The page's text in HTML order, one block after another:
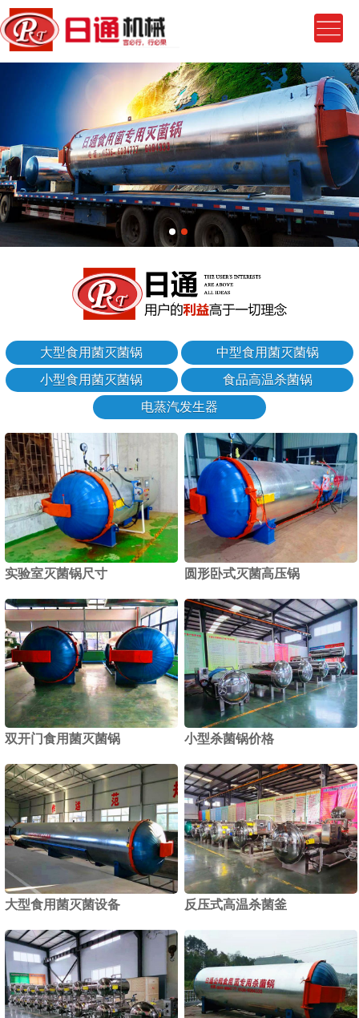
1 2
大型食用菌灭菌锅
中型食用菌灭菌锅
小型食用菌灭菌锅
食品高温杀菌锅
电蒸汽发生器
实验室灭菌锅尺寸 圆形卧式灭菌高压锅
双开门食用菌灭菌锅 小型杀菌锅价格
大型食用菌灭菌设备 反压式高温杀菌釜